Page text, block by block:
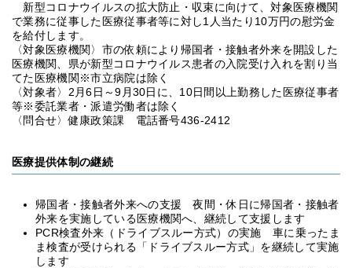
新型コロナウイルスの拡大防止・収束に向けて、対象医療機関
で業務に従事した医療従事者等に対し1人当たり10万円の慰労金
を給付します。
〈対象医療機関〉市の依頼により帰国者・接触者外来を開設した
医療機関、県が新型コロナウイルス患者の入院受け入れを割り当
てた医療機関※市立病院は除く
〈対象者〉2月6日～9月30日に、10日間以上勤務した医療従事者
等※委託業者・派遣労働者は除く
〈問合せ〉健康政策課 電話番号436-2412
医療提供体制の継続
帰国者・接触者外来への支援 夜間・休日に帰国者・接触者
外来を実施している医療機関へ、継続して支援します
PCR検査外来（ドライブスルー方式）の実施 車に乗ったま
ま検査が受けられる「ドライブスルー方式」を継続して実施
します